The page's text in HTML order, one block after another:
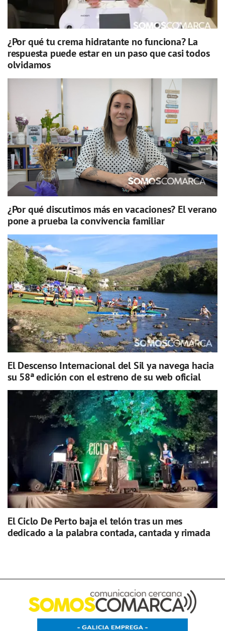
¿Por qué tu crema hidratante no funciona? La
respuesta puede estar en un paso que casi todos
olvidamos
¿Por qué discutimos más en vacaciones? El verano
pone a prueba la convivencia familiar
El Descenso Internacional del Sil ya navega hacia
su 58ª edición con el estreno de su web oficial
El Ciclo De Perto baja el telón tras un mes
dedicado a la palabra contada, cantada y rimada